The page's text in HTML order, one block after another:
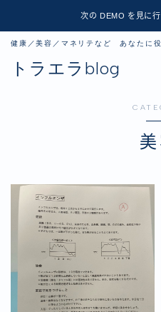
次の DEMO を見に行
トラエラblog
健康／美容／マネリテなど あなたに
有料記事の決済完了ページ